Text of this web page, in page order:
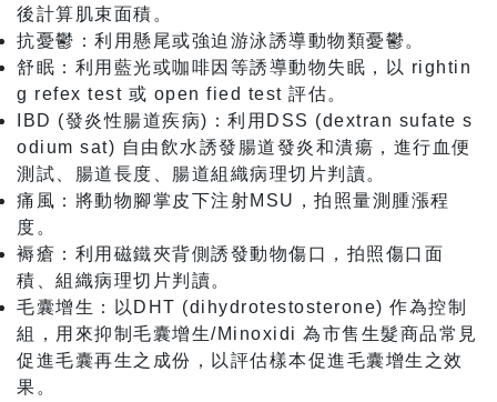
後計算肌束面積。
抗憂鬱：利用懸尾或強迫游泳誘導動物類憂鬱。
舒眠：利用藍光或咖啡因等誘導動物失眠，以 rightin
g refex test 或 open fied test 評估。
IBD (發炎性腸道疾病)：利用DSS (dextran sufate s
odium sat) 自由飲水誘發腸道發炎和潰瘍，進行血便
測試、腸道長度、腸道組織病理切片判讀。
痛風：將動物腳掌皮下注射MSU，拍照量測腫漲程
度。
褥瘡：利用磁鐵夾背側誘發動物傷口，拍照傷口面
積、組織病理切片判讀。
毛囊增生：以DHT (dihydrotestosterone) 作為控制
組，用來抑制毛囊增生/Minoxidi 為市售生髮商品常見
促進毛囊再生之成份，以評估樣本促進毛囊增生之效
果。